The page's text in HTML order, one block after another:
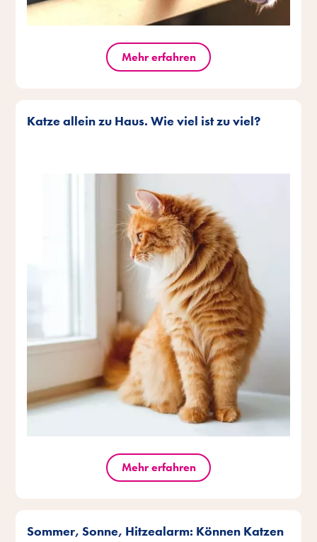
Mehr erfahren
Katze allein zu Haus. Wie viel ist zu viel?
Mehr erfahren
Sommer, Sonne, Hitzealarm: Können Katzen